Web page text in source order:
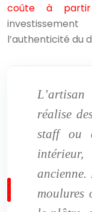
coûte à
l’authenticité du
réalise
staff ou
intérieur,
ancienne.
moulures